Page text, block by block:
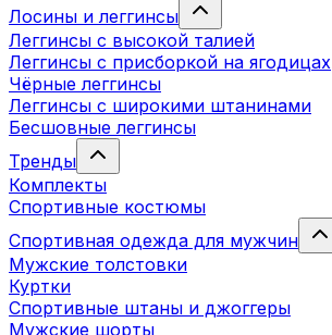
Лосины и леггинсы
Леггинсы с высокой талией
Леггинсы с присборкой на ягодицах
Чёрные леггинсы
Леггинсы с широкими штанинами
Бесшовные леггинсы
Тренды
Комплекты
Спортивные костюмы
Спортивная одежда для мужчин
Мужские толстовки
Куртки
Спортивные штаны и джоггеры
Мужские шорты